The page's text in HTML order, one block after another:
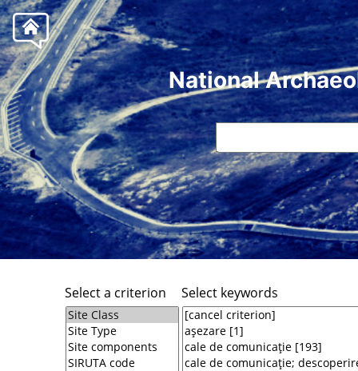
National
Select a criterion Select keywords